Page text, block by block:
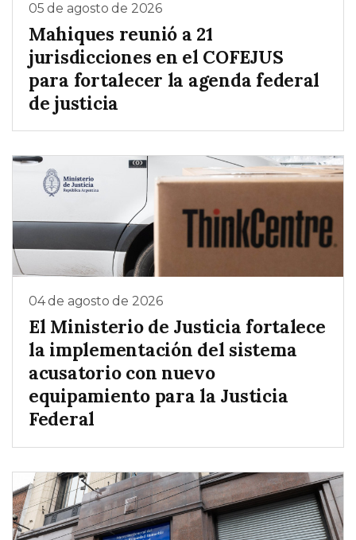
05 de agosto de 2026
Mahiques reunió a 21
jurisdicciones en el COFEJUS
para fortalecer la agenda federal
de justicia
04 de agosto de 2026
El Ministerio de Justicia fortalece
la implementación del sistema
acusatorio con nuevo
equipamiento para la Justicia
Federal